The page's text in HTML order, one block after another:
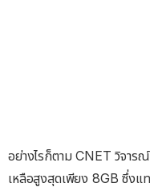
อย่างไรก็ตาม CNET วิจา
เหลือสูงสุดเพียง 8GB ซึ่งแ